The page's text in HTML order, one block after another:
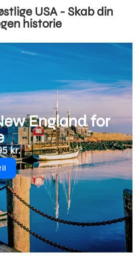
USA - Skab din
historie
England for
kr.